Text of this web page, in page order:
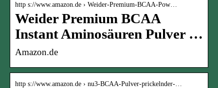
http s://www.amazon.de › Weider-Premium-BCAA-Pow…
Weider Premium BCAA
Instant Aminosäuren Pulver …
Amazon.de
http s://www.amazon.de › nu3-BCAA-Pulver-prickelnder-…